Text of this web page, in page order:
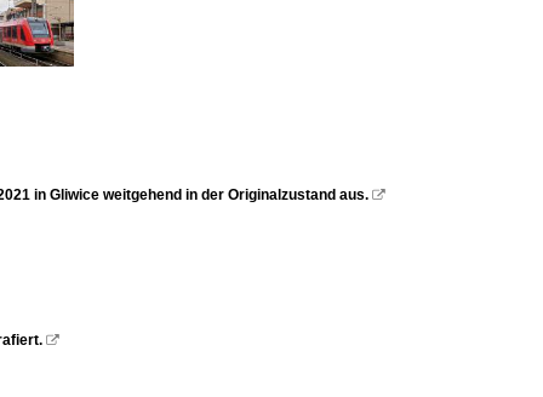
in Gliwice weitgehend in der Originalzustand aus. 
